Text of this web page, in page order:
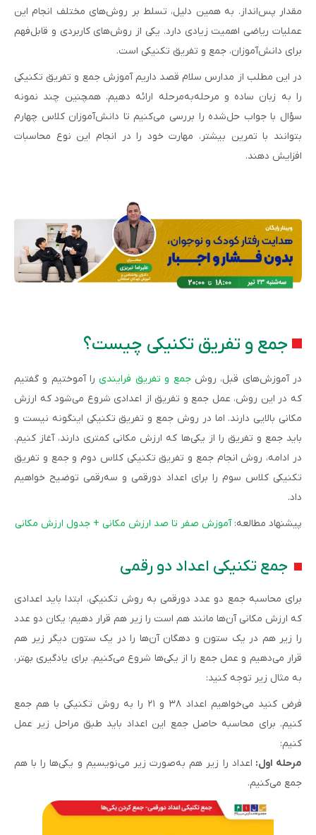
مقدار پس‌انداز. به همین دلیل، تسلط بر روش‌های مختلف انجام این
عملیات ریاضی اهمیت زیادی دارد. یکی از روش‌های کاربردی و قابل‌فهم
برای دانش‌آموزان، جمع و تفریق تکنیکی است.
در این مطلب از مدارس سلام قصد داریم آموزش جمع و تفریق تکنیکی
را به زبان ساده و مرحله‌به‌مرحله ارائه دهیم. همچنین چند نمونه
سؤال با جواب حل‌شده را بررسی می‌کنیم تا دانش‌آموزان کلاس چهارم
بتوانند با تمرین بیشتر، مهارت خود را در انجام این نوع محاسبات
افزایش دهند.
جمع و تفریق تکنیکی چیست؟
در آموزش‌های قبل، روشجمع و تفریق فرایندی را آموختیم و گفتیم
که در این روش، عمل جمع و تفریق از اعدادی شروع می‌شود که ارزش
مکانی بالایی دارند. اما در روش جمع و تفریق تکنیکی اینگونه نیست و
باید جمع و تفریق را از یکی‌ها که ارزش مکانی کمتری دارند، آغاز کنیم.
در ادامه، روش انجام جمع و تفریق تکنیکی کلاس دوم و جمع و تفریق
تکنیکی کلاس سوم را برای اعداد دورقمی و سه‌رقمی توضیح خواهیم
داد.
پیشنهاد مطالعه:آموزش صفر تا صد ارزش مکانی + جدول ارزش مکانی
جمع تکنیکی اعداد دو رقمی
برای محاسبه جمع دو عدد دورقمی به روش تکنیکی، ابتدا باید اعدادی
که ارزش مکانی آن‌ها مانند هم است را زیر هم قرار دهیم؛ یکان دو عدد
را زیر هم در یک ستون و دهگان آن‌ها را در یک ستون دیگر زیر هم
قرار می‌دهیم و عمل جمع را از یکی‌ها شروع می‌کنیم. برای یادگیری بهتر،
به مثال زیر توجه کنید:
فرض کنید می‌خواهیم اعداد ۳۸ و ۲۱ را به روش تکنیکی با هم جمع
کنیم. برای محاسبه حاصل جمع این اعداد باید طبق مراحل زیر عمل
کنیم:
مرحله اول: اعداد را زیر هم به‌صورت زیر می‌نویسیم و یکی‌ها را با هم
جمع می‌کنیم.